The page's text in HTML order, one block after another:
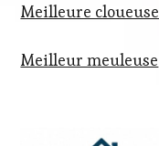
Meilleure cloueuse
Meilleur meuleuse